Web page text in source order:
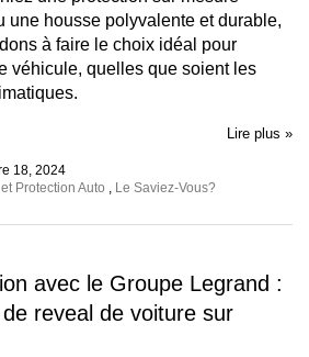
une housse polyvalente et durable,
à faire le choix idéal pour
véhicule, quelles que soient les
Lire plus »
18, 2024
Protection Auto , Le Saviez-Vous?
avec le Groupe Legrand :
reveal de voiture sur